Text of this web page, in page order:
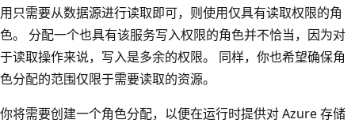
用只需要从数据源进行读取即可，则使用仅具有读取权限的角
色。 分配一个也具有该服务写入权限的角色并不恰当，因为对
于读取操作来说，写入是多余的权限。 同样，你也希望确保角
色分配的范围仅限于需要读取的资源。
你将需要创建一个角色分配，以便在运行时提供对 Azure 存储